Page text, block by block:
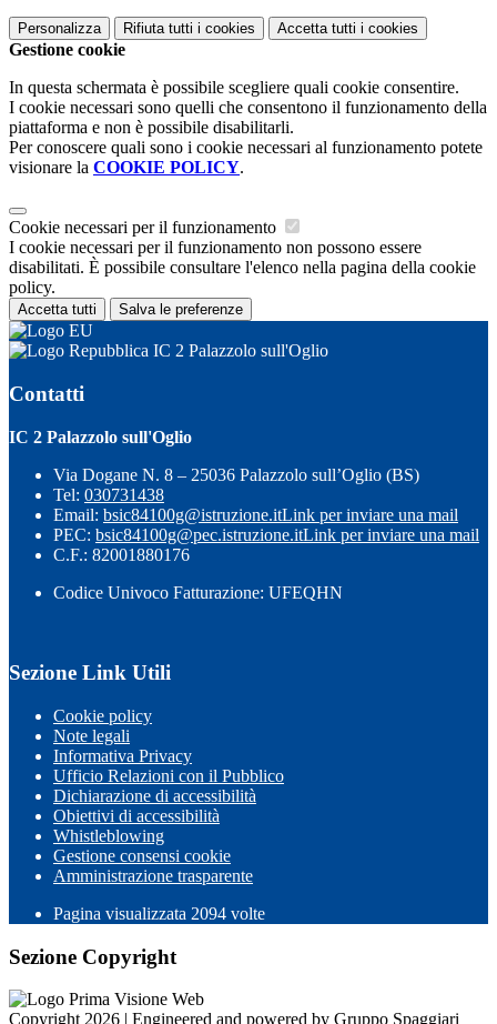
Personalizza Rifiuta tutti i cookies Accetta tutti i cookies
Gestione cookie
In questa schermata è possibile scegliere quali cookie consentire.
I cookie necessari sono quelli che consentono il funzionamento della
piattaforma e non è possibile disabilitarli.
Per conoscere quali sono i cookie necessari al funzionamento potete
visionare la COOKIE POLICY.
Cookie necessari per il funzionamento
I cookie necessari per il funzionamento non possono essere
disabilitati. È possibile consultare l'elenco nella pagina della cookie
policy.
Accetta tutti Salva le preferenze
IC 2 Palazzolo sull'Oglio
Contatti
IC 2 Palazzolo sull'Oglio
Via Dogane N. 8 – 25036 Palazzolo sull’Oglio (BS)
Tel: 030731438
Email: bsic84100g@istruzione.itLink per inviare una mail
PEC: bsic84100g@pec.istruzione.itLink per inviare una mail
C.F.: 82001880176
Codice Univoco Fatturazione: UFEQHN
Sezione Link Utili
Cookie policy
Note legali
Informativa Privacy
Ufficio Relazioni con il Pubblico
Dichiarazione di accessibilità
Obiettivi di accessibilità
Whistleblowing
Gestione consensi cookie
Amministrazione trasparente
Pagina visualizzata 2094 volte
Sezione Copyright
Copyright 2026 | Engineered and powered by Gruppo Spaggiari